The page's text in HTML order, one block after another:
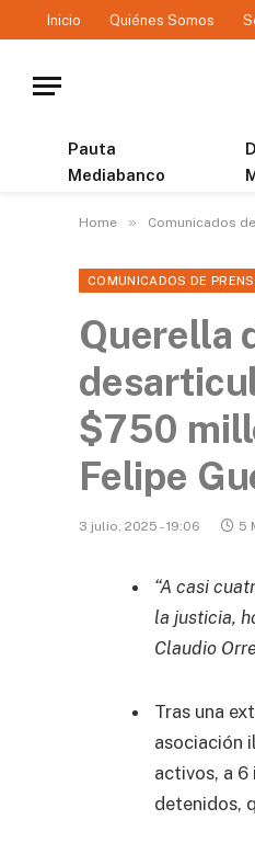
Inicio Quiénes Somos
Pauta
Mediabanco
Home » Comunicados
COMUNICADOS DE
Querella
$750
Felipe
3 julio, 2025 - 19:06 5
“A casi
la justicia,
Claudio
Tras una
asociación
activos, a
detenidos,